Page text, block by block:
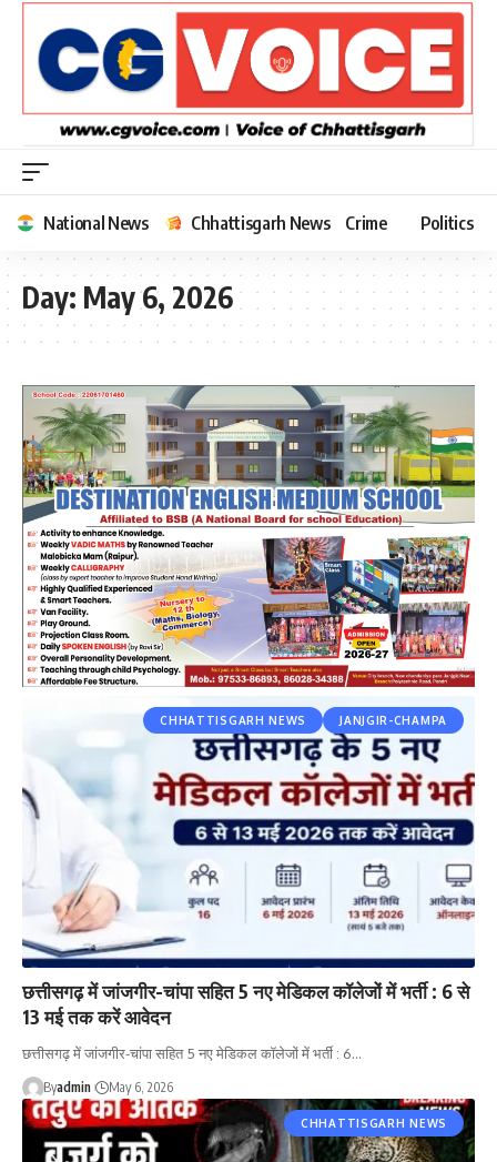
National News Chhattisgarh News Crime Politics
Day: May 6, 2026
CHHATTISGARH NEWS JANJGIR-CHAMPA
छत्तीसगढ़ में जांजगीर-चांपा सहित 5 नए मेडिकल कॉलेजों में भर्ती : 6 से
13 मई तक करें आवेदन
छत्तीसगढ़ में जांजगीर-चांपा सहित 5 नए मेडिकल कॉलेजों में भर्ती : 6…
Byadmin May 6, 2026
CHHATTISGARH NEWS